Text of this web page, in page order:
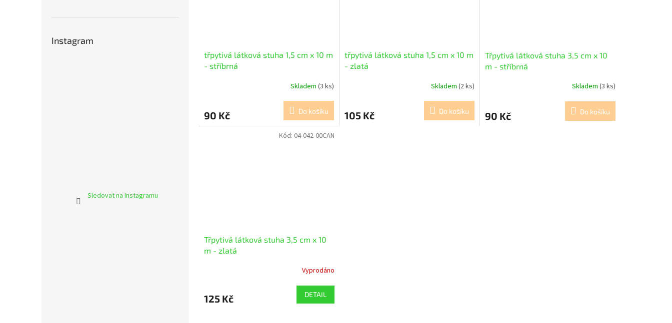
Instagram
Sledovat na Instagramu
třpytivá látková stuha 1,5 cm x 10 m
- stříbrná
Skladem (3 ks)
90 Kč Do košíku
třpytivá látková stuha 1,5 cm x 10 m
- zlatá
Skladem (2 ks)
105 Kč Do košíku
Třpytivá látková stuha 3,5 cm x 10
m - stříbrná
Skladem (3 ks)
90 Kč Do košíku
Třpytivá látková stuha 3,5 cm x 10
m - zlatá
Vyprodáno
125 Kč DETAIL
Kód: 04-042-00CAN